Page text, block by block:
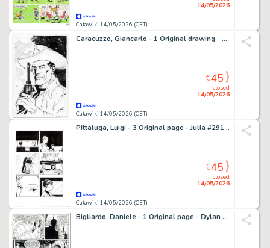
Catawiki 14/05/2026 (CET)
14/05/2026
Caracuzzo, Giancarlo - 1 Original drawing - Tex - 2026
Catawiki 14/05/2026 (CET)
closed
14/05/2026
€45
Pittaluga, Luigi - 3 Original page - Julia #291 - "Uomo d'onore" - 2022
Catawiki 14/05/2026 (CET)
closed
14/05/2026
€45
Bigliardo, Daniele - 1 Original page - Dylan Dog #216 - "Il grimorio maledetto" - 2004